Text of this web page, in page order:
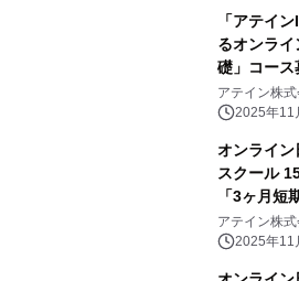
「アテイ
るオンラ
礎」コー
接”学べる
表・プログ
アテイン株式
2025年11
オンライ
スクール
「3ヶ月短
供開始
アテイン株式
2025年11